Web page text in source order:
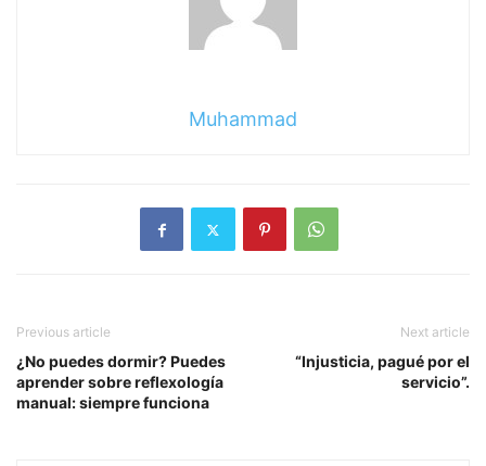
Muhammad
Previous article
¿No puedes dormir? Puedes
aprender sobre reflexología
manual: siempre funciona
Next article
“Injusticia, pagué por el
servicio”.